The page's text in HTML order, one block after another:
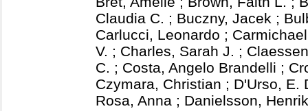
Claudia C. ; Buczny, Jacek ;
Carlucci, Leonardo ;
V. ; Charles, Sarah J. ;
C. ; Costa, Angelo Brandelli ;
Czymara, Christian ; D'Urso, E.
Rosa, Anna ; Danielsson, Henrik